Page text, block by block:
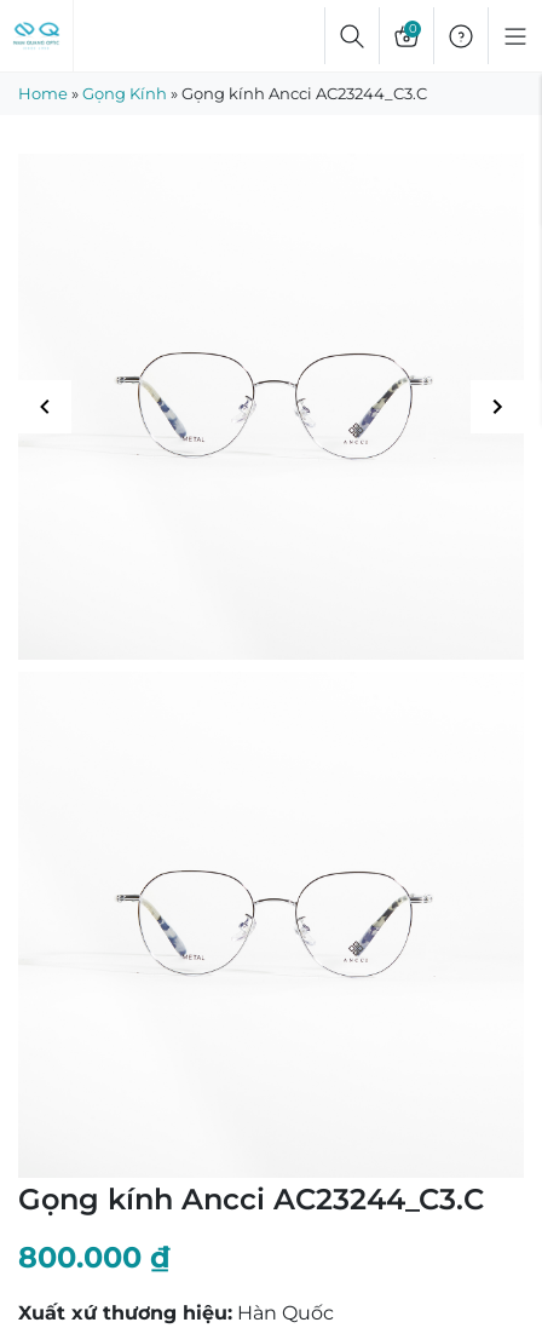
to
0
Home»Gọng Kính »Gọng kính Ancci AC23244_C3.C
Gọng kính Ancci AC23244_C3.C
800.000 ₫
Xuất xứ thương hiệu: Hàn Quốc